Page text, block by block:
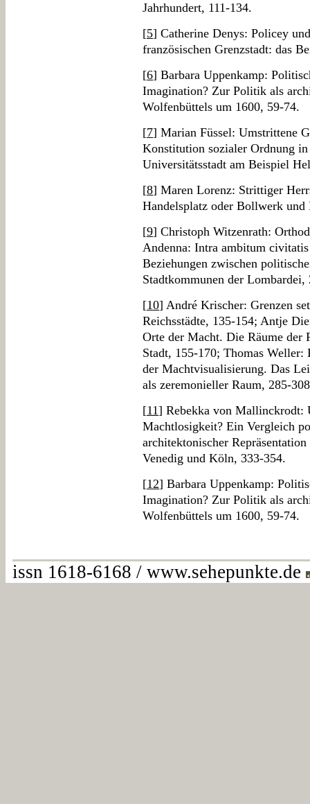
Jahrhundert, 111-134.
[5] Catherine Denys: Policey
französischen Grenzstadt: das
[6] Barbara Uppenkamp:
Imagination? Zur Politik als
Wolfenbüttels um 1600, 59-74.
[7] Marian Füssel: Umstrittene
Konstitution sozialer Ordnung
Universitätsstadt am Beispiel
[8] Maren Lorenz: Strittiger
Handelsplatz oder Bollwerk
[9] Christoph Witzenrath:
Andenna: Intra ambitum
Beziehungen zwischen
Stadtkommunen der Lombardei,
[10] André Krischer: Grenzen
Reichsstädte, 135-154; Antje
Orte der Macht. Die Räume der
Stadt, 155-170; Thomas
der Machtvisualisierung. Das
als zeremonieller Raum, 285-
[11] Rebekka von Mallinckrodt:
Machtlosigkeit? Ein Vergleich
architektonischer
Venedig und Köln, 333-354.
[12] Barbara Uppenkamp:
Imagination? Zur Politik als
Wolfenbüttels um 1600, 59-74.
issn 1618-6168 / www.sehepunkte.de